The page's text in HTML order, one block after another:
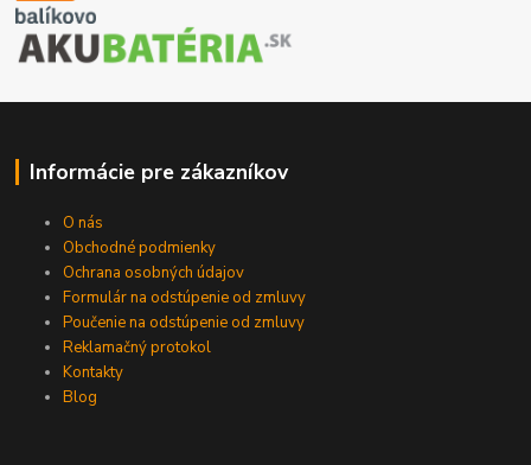
Informácie pre zákazníkov
O nás
Obchodné podmienky
Ochrana osobných údajov
Formulár na odstúpenie od zmluvy
Poučenie na odstúpenie od zmluvy
Reklamačný protokol
Kontakty
Blog